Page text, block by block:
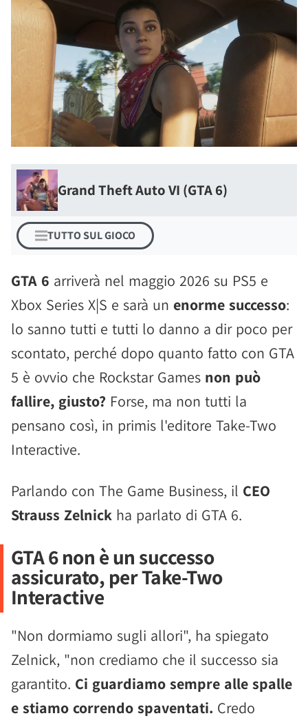
Grand Theft Auto VI (GTA 6)
TUTTO SUL GIOCO
GTA 6 arriverà nel maggio 2026 su PS5 e
Xbox Series X|S e sarà un enorme successo:
lo sanno tutti e tutti lo danno a dir poco per
scontato, perché dopo quanto fatto con GTA
5 è ovvio che Rockstar Games non può
fallire, giusto? Forse, ma non tutti la
pensano così, in primis l'editore Take-Two
Interactive.
Parlando con The Game Business, il CEO
Strauss Zelnick ha parlato di GTA 6.
GTA 6 non è un successo
assicurato, per Take-Two
Interactive
"Non dormiamo sugli allori", ha spiegato
Zelnick, "non crediamo che il successo sia
garantito. Ci guardiamo sempre alle spalle
e stiamo correndo spaventati. Credo